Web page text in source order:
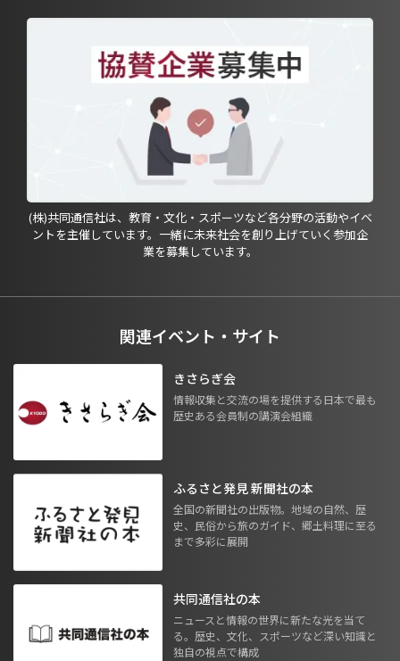
(株)共同通信社は、教育・文化・スポーツなど各分野の活動やイベ
ントを主催しています。一緒に未来社会を創り上げていく参加企
業を募集しています。
関連イベント・サイト
きさらぎ会
情報収集と交流の場を提供する日本で最も
歴史ある会員制の講演会組織
ふるさと発見 新聞社の本
全国の新聞社の出版物。地域の自然、歴
史、民俗から旅のガイド、郷土料理に至る
まで多彩に展開
共同通信社の本
ニュースと情報の世界に新たな光を当て
る。歴史、文化、スポーツなど深い知識と
独自の視点で構成